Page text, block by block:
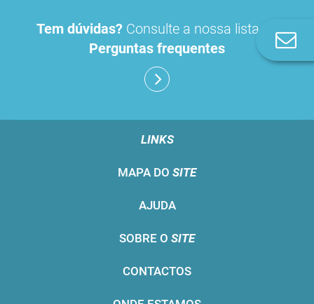
Tem dúvidas? Consulte a nossa lista de
Perguntas frequentes
LINKS
MAPA DO SITE
AJUDA
SOBRE O SITE
CONTACTOS